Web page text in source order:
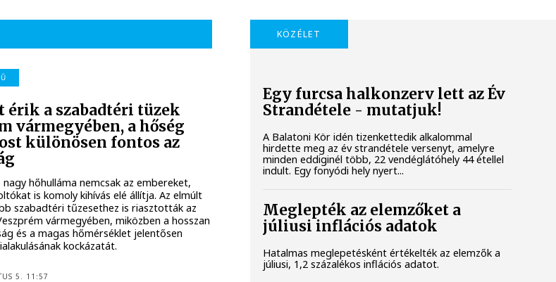
érik a szabadtéri tüzek
vármegyében, a hőség
különösen fontos az
hőhulláma nemcsak az embereket,
is komoly kihívás elé állítja. Az elmúlt
szabadtéri tűzesethez is riasztották az
vármegyében, miközben a hosszan
és a magas hőmérséklet jelentősen
kockázatát.
5. 11:57
KÖZÉLET
Egy furcsa halkonzerv lett az Év
Strandétele - mutatjuk!
A Balatoni Kör idén tizenkettedik alkalommal
hirdette meg az év strandétele versenyt, amelyre
minden eddiginél több, 22 vendéglátóhely 44 étellel
indult. Egy fonyódi hely nyert...
Meglepték az elemzőket a
júliusi inflációs adatok
Hatalmas meglepetésként értékelték az elemzők a
júliusi, 1,2 százalékos inflációs adatot.